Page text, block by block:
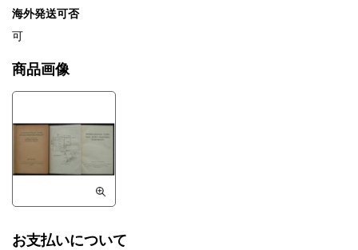
海外発送可否
可
商品画像
お支払いについて